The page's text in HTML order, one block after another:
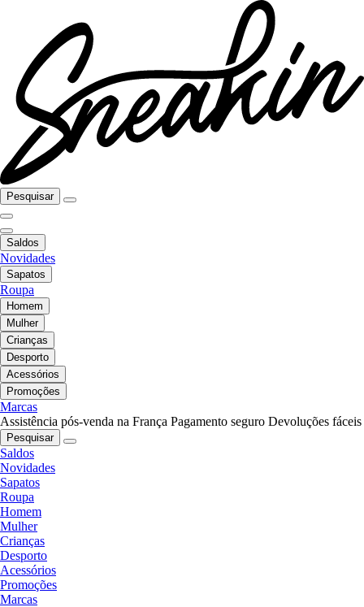
Pesquisar
Saldos
Novidades
Sapatos
Roupa
Homem
Mulher
Crianças
Desporto
Acessórios
Promoções
Marcas
Assistência pós-venda na França Pagamento seguro Devoluções fáceis
Pesquisar
Saldos
Novidades
Sapatos
Roupa
Homem
Mulher
Crianças
Desporto
Acessórios
Promoções
Marcas